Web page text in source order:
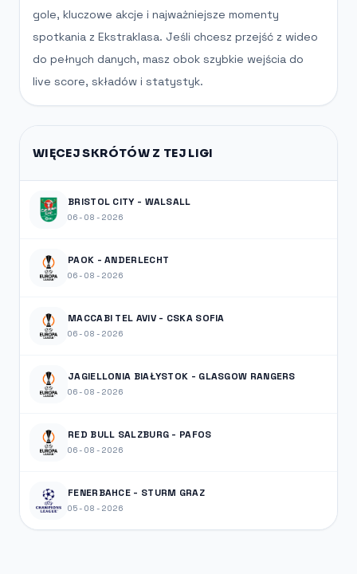
gole, kluczowe akcje i najważniejsze momenty
spotkania z Ekstraklasa. Jeśli chcesz przejść z wideo
do pełnych danych, masz obok szybkie wejścia do
live score, składów i statystyk.
WIĘCEJ SKRÓTÓW Z TEJ LIGI
BRISTOL CITY - WALSALL
06-08-2026
PAOK - ANDERLECHT
06-08-2026
MACCABI TEL AVIV - CSKA SOFIA
06-08-2026
JAGIELLONIA BIAŁYSTOK - GLASGOW RANGERS
06-08-2026
RED BULL SALZBURG - PAFOS
06-08-2026
FENERBAHCE - STURM GRAZ
05-08-2026